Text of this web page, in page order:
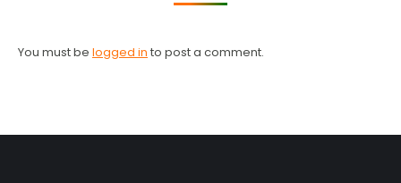
You must be logged in to post a comment.